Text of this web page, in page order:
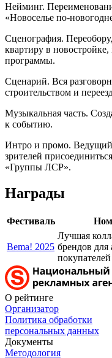
Нейминг.
«Новоселье по-
Сценография.
квартиру в новостройке,
программы.
Сценарий. Вся
строительством и
Музыкальная часть.
к событию.
Интро и промо.
зрителей
«Группы ЛСР».
Награды
Фестиваль
Bema! 2025
Лучшая
брендов для
покупателей
О рейтинге
Организатор
Политика обработки
персональных данных
Документы
Методология